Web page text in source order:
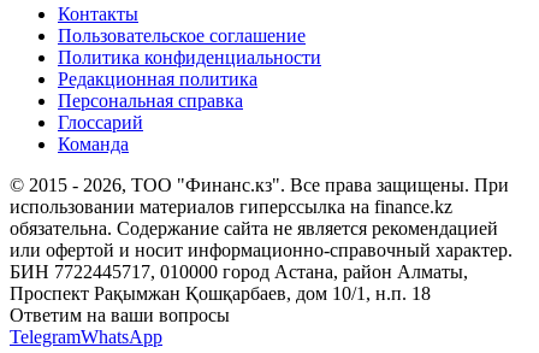
Контакты
Пользовательское соглашение
Политика конфиденциальности
Редакционная политика
Персональная справка
Глоссарий
Команда
© 2015 - 2026, ТОО "Финанс.кз". Все права защищены. При
использовании материалов гиперссылка на finance.kz
обязательна. Содержание сайта не является рекомендацией
или офертой и носит информационно-справочный характер.
БИН 7722445717, 010000 город Астана, район Алматы,
Проспект Рақымжан Қошқарбаев, дом 10/1, н.п. 18
Ответим на ваши вопросы
TelegramWhatsApp